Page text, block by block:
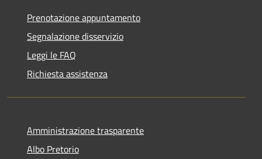
Prenotazione appuntamento
Segnalazione disservizio
Leggi le FAQ
Richiesta assistenza
Amministrazione trasparente
Albo Pretorio